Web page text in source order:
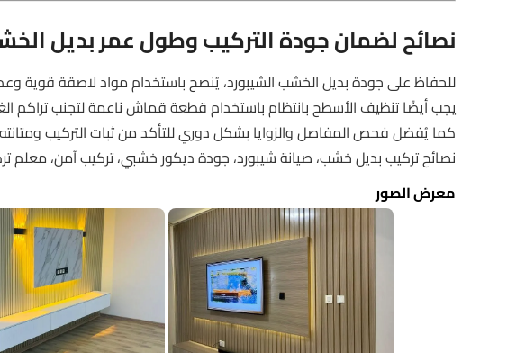
نصائح لضمان جودة التركيب وطول عمر بديل
للحفاظ على جودة بديل الخشب الشيبورد، يُنصح باستخدام مواد لاصقة قوية
يجب أيضًا تنظيف الأسطح بانتظام باستخدام قطعة قماش ناعمة لتجنب تراكم
كما يُفضل فحص المفاصل والزوايا بشكل دوري للتأكد من ثبات التركيب
نصائح تركيب بديل خشب، صيانة شيبورد، جودة ديكور خشبي، تركيب آمن، معلم
معرض الصور